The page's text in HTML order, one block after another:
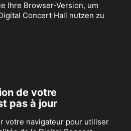
Ihre Browser-Version, um
Concert Hall nutzen zu
de votre
pas à jour
votre navigateur pour utiliser